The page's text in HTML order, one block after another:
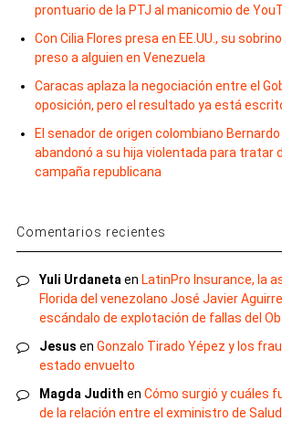
prontuario de la PTJ al manicomio de
Con Cilia Flores presa en EE.UU., su
preso a alguien en Venezuela
Caracas aplaza la negociación entre el
oposición, pero el resultado ya está
El senador de origen colombiano Bernardo
abandonó a su hija violentada para tratar
campaña republicana
Comentarios recientes
Yuli Urdanetaen LatinPro Insurance, la
Florida del venezolano José Javier
escándalo de explotación de fallas del
Jesus en Gonzalo Tirado Yépez y los
estado envuelto
Magda Judith en Cómo surgió y cuáles
de la relación entre el exministro de